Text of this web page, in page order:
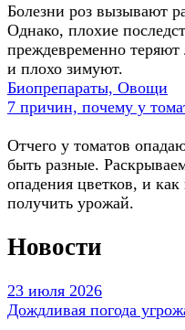
Болезни роз вызывают
Однако, плохие
преждевременно теряют
и плохо зимуют.
Биопрепараты, Овощи
7 причин, почему у
Отчего у томатов
быть разные.
опадения цветков, и
получить урожай.
Новости
23 июля 2026
Дождливая погода